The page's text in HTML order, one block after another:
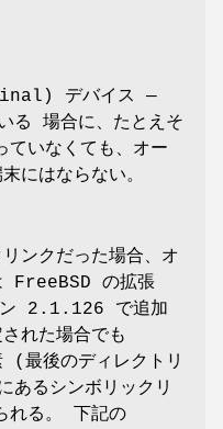
デバイス —
る 場合に、たとえそ
ていなくても、オー
にはならない。
ンクだった場合、オ
FreeBSD の拡張
2.1.126 で追加
れた場合でも
(最後のディレクトリ
あるシンボリックリ
れる。 下記の